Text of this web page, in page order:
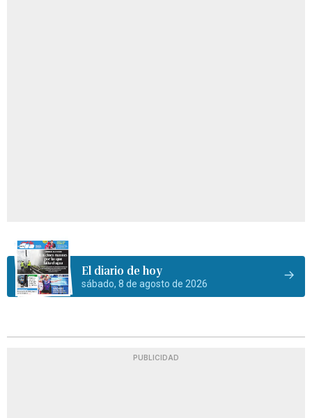
El diario de hoy
sábado, 8 de agosto de 2026
PUBLICIDAD